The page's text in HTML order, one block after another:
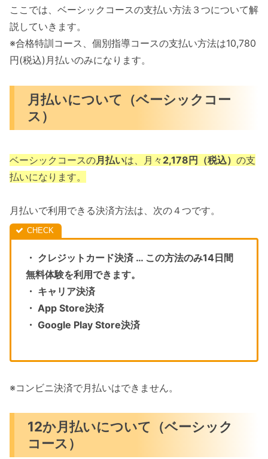
ここでは、ベーシックコースの支払い方法３つについて解
説していきます。
※合格特訓コース、個別指導コースの支払い方法は10,780
円(税込)月払いのみになります。
月払いについて（ベーシックコー
ス）
ベーシックコースの月払いは、月々 2,178円（税込） の支
払いになります。
月払いで利用できる決済方法は、次の４つです。
・ クレジットカード決済 … この方法のみ14日間
無料体験を利用できます。
・ キャリア決済
・ App Store決済
・ Google Play Store決済
※コンビニ決済で月払いはできません。
12か月払いについて（ベーシック
コース）